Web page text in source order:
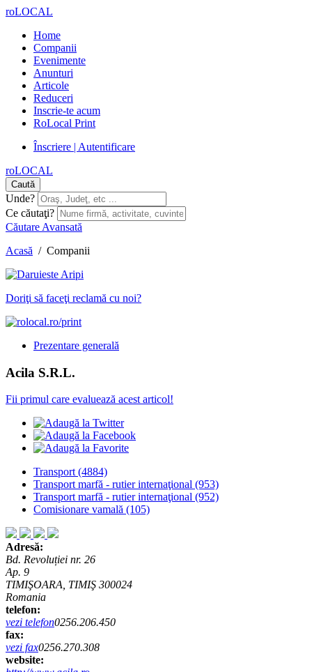
roLOCAL
Home
Companii
Evenimente
Anunturi
Articole
Reduceri
Inscrie-te acum
RoLocal Print
Înscriere | Autentificare
roLOCAL
Caută
Unde?
Ce căutaţi?
Căutare Avansată
Acasă / Companii
Doriţi să faceţi reclamă cu noi?
Prezentare generală
Acila S.R.L.
Fii primul care evaluează acest articol!
Transport(4884)
Transport marfă - rutier internaţional (953)
Transport marfă - rutier internaţional (952)
Comisionare vamală (105)
Adresă:
Bd. Revoluției nr. 26
Ap. 9
TIMIŞOARA, TIMIŞ 300024
Romania
telefon:
vezi telefon0256.206.450
fax:
vezi fax0256.270.308
website: